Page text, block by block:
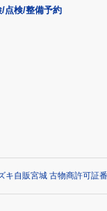
/点検/整備予約
キ自販宮城 古物商許可証